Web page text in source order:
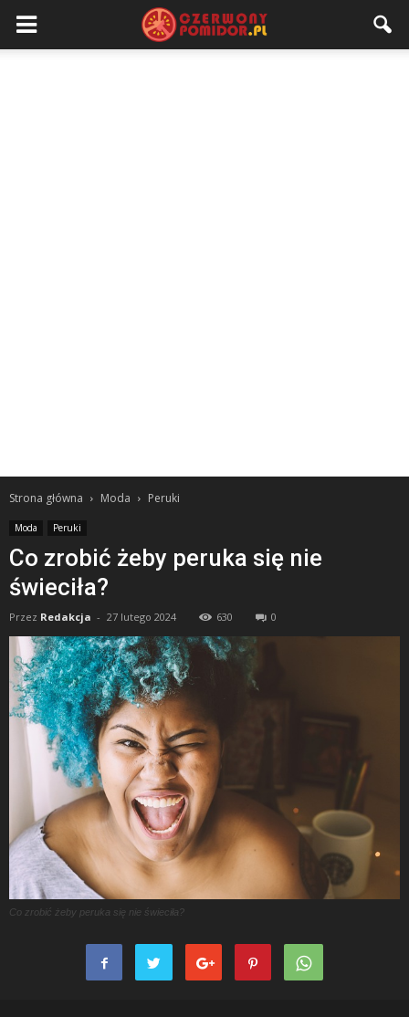
Strona główna Moda Peruki
Moda Peruki
Co zrobić żeby peruka się nie
świeciła?
Przez Redakcja - 27 lutego 2024 630 0
Co zrobić żeby peruka się nie świeciła?